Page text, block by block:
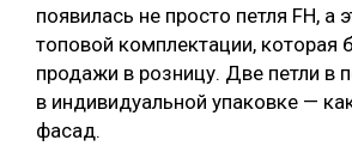
появилась не просто петля FH, а
топовой комплектации, которая
продажи в розницу. Две петли в
в индивидуальной упаковке —
фасад.